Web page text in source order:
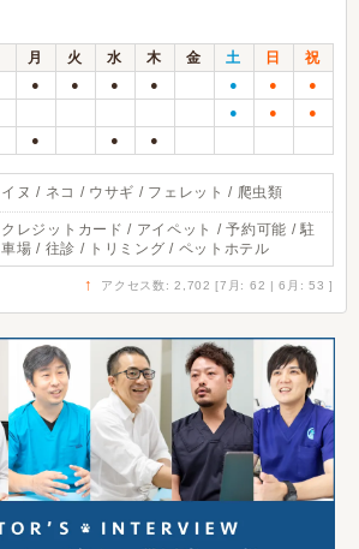
月 火 水 木 金 土 日
祝
● ● ● ● ● ● ●
● ● ●
● ● ●
イヌ / ネコ / ウサギ / フェレット / 爬虫類
クレジットカード / アイペット / 予約可能 / 駐
車場 / 往診 / トリミング / ペットホテル
↑ アクセス数: 2,702 [7月: 62 | 6月: 53 ]